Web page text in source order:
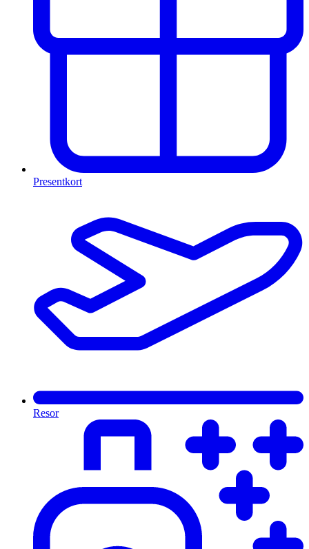
Presentkort
Resor